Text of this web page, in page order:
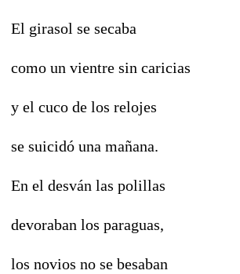
El girasol se secaba
como un vientre sin caricias
y el cuco de los relojes
se suicidó una mañana.
En el desván las polillas
devoraban los paraguas,
los novios no se besaban